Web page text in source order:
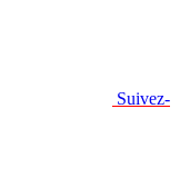
Suivez-